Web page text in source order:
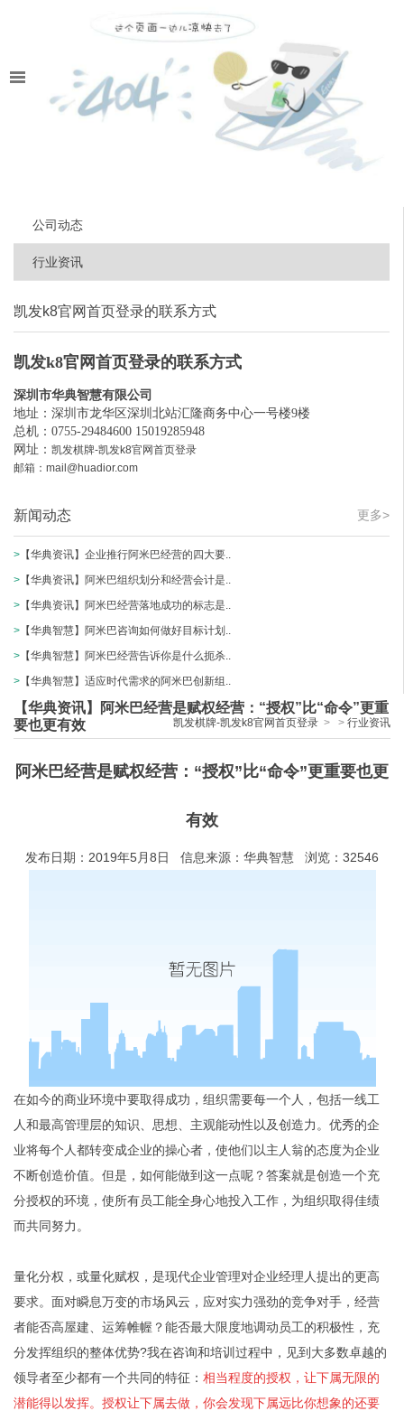
公司动态
行业资讯
凯发k8官网首页登录的联系方式
凯发k8官网首页登录的联系方式
深圳市华典智慧有限公司
地址：深圳市龙华区深圳北站汇隆商务中心一号楼9楼
总机：0755-29484600 15019285948
网址： 凯发棋牌-凯发k8官网首页登录
邮箱： mail@huadior.com
更多>
新闻动态
> 【华典资讯】企业推行阿米巴经营的四大要..
> 【华典资讯】阿米巴组织划分和经营会计是..
> 【华典资讯】阿米巴经营落地成功的标志是..
> 【华典智慧】阿米巴咨询如何做好目标计划..
> 【华典智慧】阿米巴经营告诉你是什么扼杀..
> 【华典智慧】适应时代需求的阿米巴创新组..
【华典资讯】阿米巴经营是赋权经营：“授权”比“命令”更重
要也更有效​
凯发棋牌-凯发k8官网首页登录 > > 行业资讯
阿米巴经营是赋权经营 ： “授权”比“命令”更重要也更
有效
发布日期：2019年5月8日 信息来源：华典智慧 浏览：32546
在如今的商业环境中要取得成功，组织需要每一个人，包括一线工
人和最高管理层的知识、思想、主观能动性以及创造力。优秀的企
业将每个人都转变成企业的操心者，使他们以主人翁的态度为企业
不断创造价值。但是，如何能做到这一点呢？答案就是创造一个充
分授权的环境，使所有员工能全身心地投入工作，为组织取得佳绩
而共同努力。
量化分权，或量化赋权，是现代企业管理对企业经理人提出的更高
要求。面对瞬息万变的市场风云，应对实力强劲的竞争对手，经营
者能否高屋建、运筹帷幄？能否最大限度地调动员工的积极性，充
分发挥组织的整体优势?我在咨询和培训过程中，见到大多数卓越的
领导者至少都有一个共同的特征： 相当程度的授权，让下属无限的
潜能得以发挥。授权让下属去做，你会发现下属远比你想象的还要